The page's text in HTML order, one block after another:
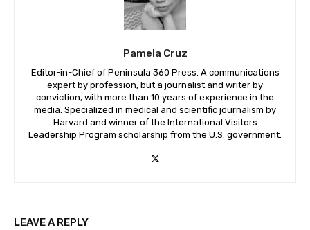
Pamela Cruz
Editor-in-Chief of Peninsula 360 Press. A communications
expert by profession, but a journalist and writer by
conviction, with more than 10 years of experience in the
media. Specialized in medical and scientific journalism by
Harvard and winner of the International Visitors
Leadership Program scholarship from the U.S. government.
LEAVE A REPLY